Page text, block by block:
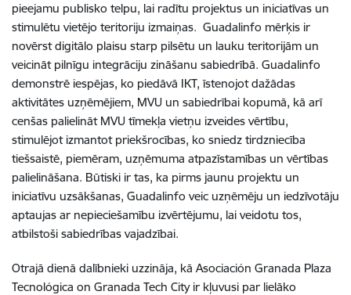
pieejamu publisko telpu, lai radītu projektus un iniciatīvas un
stimulētu vietējo teritoriju izmaiņas. Guadalinfo mērķis ir
novērst digitālo plaisu starp pilsētu un lauku teritorijām un
veicināt pilnīgu integrāciju zināšanu sabiedrībā. Guadalinfo
demonstrē iespējas, ko piedāvā IKT, īstenojot dažādas
aktivitātes uzņēmējiem, MVU un sabiedrībai kopumā, kā arī
cenšas palielināt MVU tīmekļa vietņu izveides vērtību,
stimulējot izmantot priekšrocības, ko sniedz tirdzniecība
tiešsaistē, piemēram, uzņēmuma atpazīstamības un vērtības
palielināšana. Būtiski ir tas, ka pirms jaunu projektu un
iniciatīvu uzsākšanas, Guadalinfo veic uzņēmēju un iedzīvotāju
aptaujas ar nepieciešamību izvērtējumu, lai veidotu tos,
atbilstoši sabiedrības vajadzībai.
Otrajā dienā dalībnieki uzzināja, kā Asociación Granada Plaza
Tecnológica on Granada Tech City ir kļuvusi par lielāko